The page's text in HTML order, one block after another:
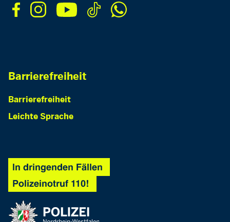
Barrierefreiheit
Barrierefreiheit
Leichte Sprache